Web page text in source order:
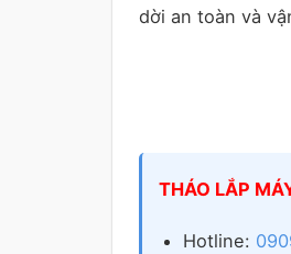
dời an toàn và
THÁO LẮP
Hotline: